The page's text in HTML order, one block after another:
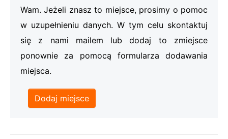
Wam. Jeżeli znasz to miejsce, prosimy o pomoc
w uzupełnieniu danych. W tym celu skontaktuj
się z nami mailem lub dodaj to zmiejsce
ponownie za pomocą formularza dodawania
miejsca.
Dodaj miejsce